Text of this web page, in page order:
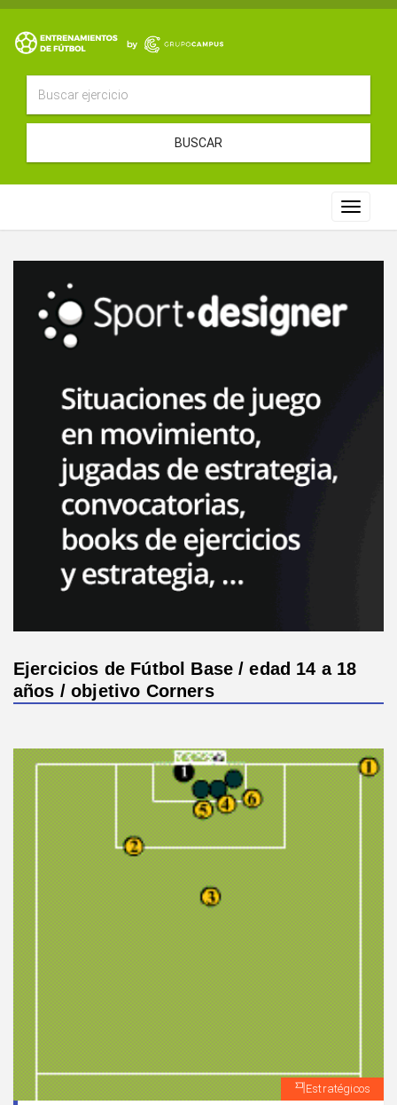
BUSCAR
Toggle
Ejercicios de Fútbol Base / edad 14 a 18
años / objetivo Corners
Estratégicos